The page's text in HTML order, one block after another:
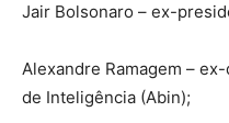
Jair Bolsonaro – ex-
Alexandre Ramagem –
de Inteligência (Abin);